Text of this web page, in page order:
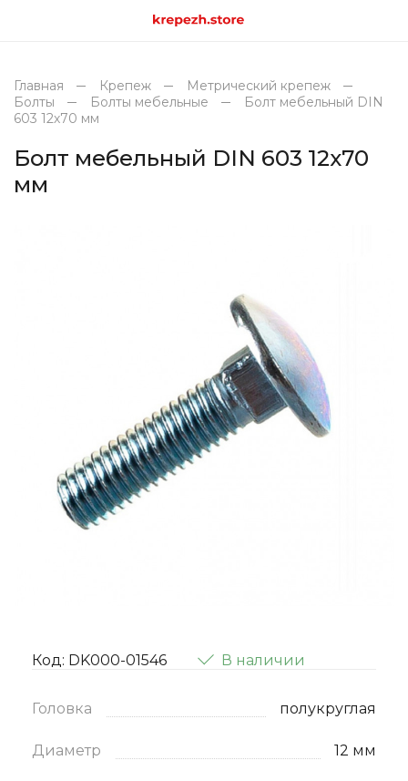
Главная Крепеж
Метрический крепеж
Болты
Болты мебельные
Болт мебельный DIN
603 12х70 мм
Болт мебельный DIN 603 12х70
мм
Код: DK000-01546 В наличии
Головка полукруглая
Диаметр 12 мм